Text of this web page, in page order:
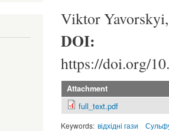
Viktor
DOI:
https://doi.org/
Attachment
full_text.pdf
Keywords: відхідні гази